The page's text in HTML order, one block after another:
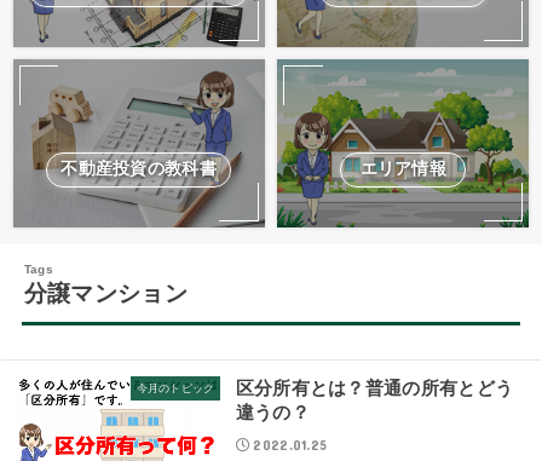
不動産投資の教科書 エリア情報
分譲マンション
今月のトピック
区分所有とは？普通の所有とどう
違うの？
2022.01.25